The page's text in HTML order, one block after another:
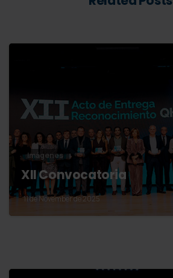
Imágenes
XII Convocatoria
11 de November de 2025